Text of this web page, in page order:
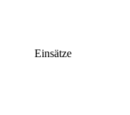
Einsätze